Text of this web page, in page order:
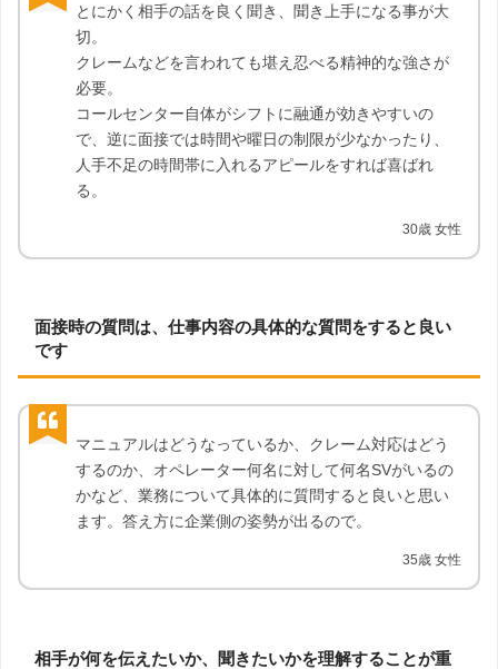
とにかく相手の話を良く聞き、聞き上手になる事が大
切。
クレームなどを言われても堪え忍べる精神的な強さが
必要。
コールセンター自体がシフトに融通が効きやすいの
で、逆に面接では時間や曜日の制限が少なかったり、
人手不足の時間帯に入れるアピールをすれば喜ばれ
る。
30歳 女性
面接時の質問は、仕事内容の具体的な質問をすると良い
です
マニュアルはどうなっているか、クレーム対応はどう
するのか、オペレーター何名に対して何名SVがいるの
かなど、業務について具体的に質問すると良いと思い
ます。答え方に企業側の姿勢が出るので。
35歳 女性
相手が何を伝えたいか、聞きたいかを理解することが重